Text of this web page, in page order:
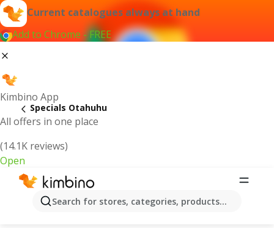
Current catalogues always at hand
Add to Chrome - FREE
Kimbino App
All offers in one place
(14.1K reviews)
Open
Search for stores, categories, products...
Specials Otahuhu